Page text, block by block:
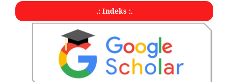
.: Indeks :.